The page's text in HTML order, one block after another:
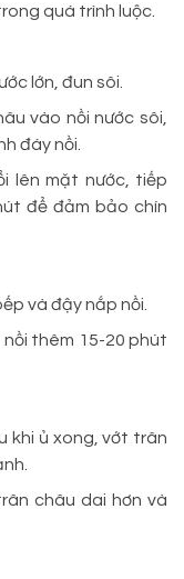
quá trình luộc.
lớn, đun sôi.
vào nồi nước sôi,
đáy nồi.
lên mặt nước, tiếp
để đảm bảo chín
và đậy nắp nồi.
thêm 15-20 phút
khi ủ xong, vớt trân
châu dai hơn và